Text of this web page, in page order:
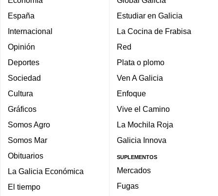
España
Internacional
Opinión
Deportes
Sociedad
Cultura
Gráficos
Somos Agro
Somos Mar
Obituarios
La Galicia Económica
El tiempo
Estudiar en Galicia
La Cocina de Frabisa
Red
Plata o plomo
Ven A Galicia
Enfoque
Vive el Camino
La Mochila Roja
Galicia Innova
SUPLEMENTOS
Mercados
Fugas